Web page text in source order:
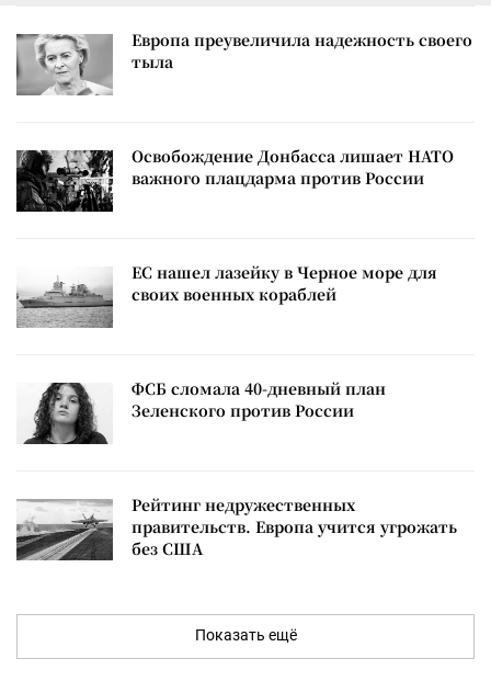
Европа преувеличила надежность своего
тыла
Освобождение Донбасса лишает НАТО
важного плацдарма против России
ЕС нашел лазейку в Черное море для
своих военных кораблей
ФСБ сломала 40-дневный план
Зеленского против России
Рейтинг недружественных
правительств. Европа учится угрожать
без США
Показать ещё